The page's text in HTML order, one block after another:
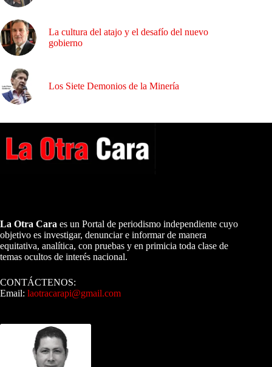
La cultura del atajo y el desafío del nuevo
gobierno
Los Siete Demonios de la Minería
La Otra Cara es un Portal de periodismo independiente cuyo
objetivo es investigar, denunciar e informar de manera
equitativa, analítica, con pruebas y en primicia toda clase de
temas ocultos de interés nacional.
CONTÁCTENOS:
Email: laotracarapi@gmail.com